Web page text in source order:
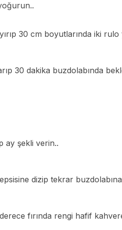
30 cm boyutlarında iki rulo
30 dakika buzdolabında
ay şekli verin..
dizip tekrar
derece fırında rengi hafif